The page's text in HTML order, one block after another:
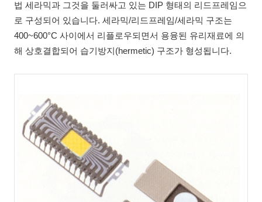
법 세라믹과 그것을 둘러싸고 있는 DIP 형태의 리드프레임으
로 구성되어 있습니다. 세라믹/리드프레임/세라믹 구조는
400~600°C 사이에서 리플로우되면서 용융된 유리재료에 의
해 상호결합되어 습기방지(hermetic) 구조가 형성됩니다.